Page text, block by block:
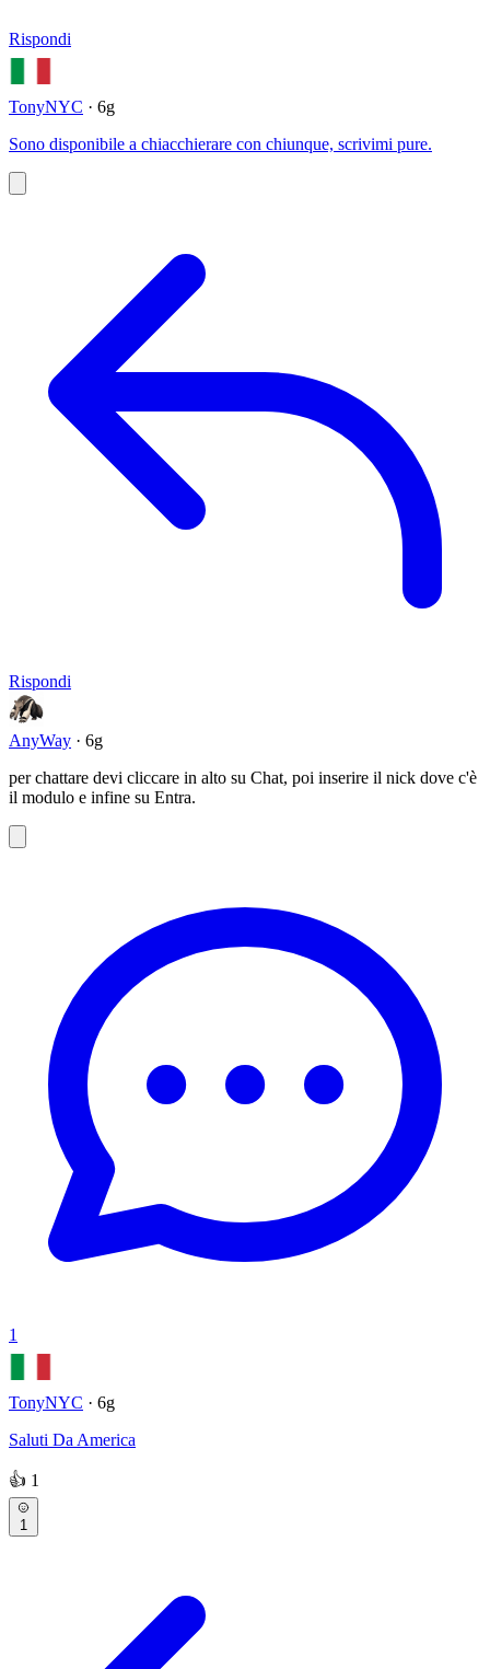
Rispondi
TonyNYC · 6g
Sono disponibile a chiacchierare con chiunque, scrivimi pure.
Rispondi
AnyWay · 6g
per chattare devi cliccare in alto su Chat, poi inserire il nick dove c'è
il modulo e infine su Entra.
1
TonyNYC · 6g
Saluti Da America
👍 1
1